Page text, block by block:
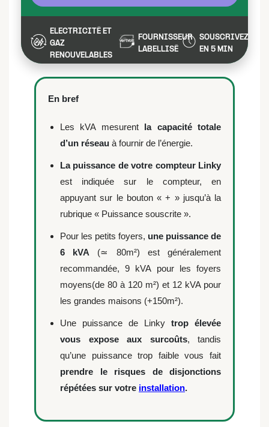
ELECTRICITÉ ET
GAZ
RENOUVELABLES
FOURNISSEUR
LABELLISÉ
SOUSCRIVEZ
EN 5 MIN
En bref
Les kVA mesurentla capacité totale
d’un réseau à fournir de l’énergie.
La puissance de votre compteur Linky
est indiquée sur le compteur, en
appuyant sur le bouton « + » jusqu’à la
rubrique « Puissance souscrite ».
Pour les petits foyers, une puissance de
6 kVA (≃ 80m²) est généralement
recommandée, 9 kVA pour les foyers
moyens(de 80 à 120 m²) et 12 kVA pour
les grandes maisons (+150m²).
Une puissance de Linky trop élevée
vous expose aux surcoûts, tandis
qu’une puissance trop faible vous fait
prendre le risques de disjonctions
répétées sur votre installation.